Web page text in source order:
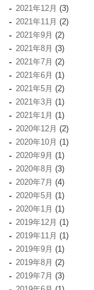
2021年12月 (3)
2021年11月 (2)
2021年9月 (2)
2021年8月 (3)
2021年7月 (2)
2021年6月 (1)
2021年5月 (2)
2021年3月 (1)
2021年1月 (1)
2020年12月 (2)
2020年10月 (1)
2020年9月 (1)
2020年8月 (3)
2020年7月 (4)
2020年5月 (1)
2020年1月 (1)
2019年12月 (1)
2019年11月 (1)
2019年9月 (1)
2019年8月 (2)
2019年7月 (3)